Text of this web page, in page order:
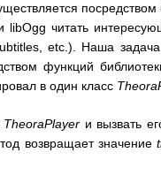
читать
etc.). Наша
функций
в один класс
TheoraPlayer и вызвать
возвращает значение